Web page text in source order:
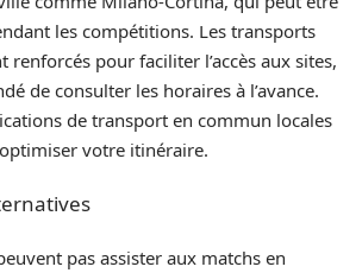
les compétitions. Les transports
renforcés pour faciliter l’accès aux sites,
de consulter les horaires à l’avance.
de transport en commun locales
votre itinéraire.
pas assister aux matchs en